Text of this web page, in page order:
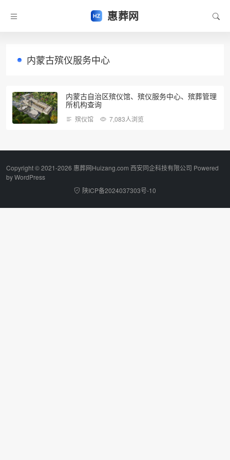
惠葬网
内蒙古殡仪服务中心
内蒙古自治区殡仪馆、殡仪服务中心、殡葬管理
所机构查询
殡仪馆 7,083人浏览
Copyright © 2021-2026 惠葬网Huizang.com 西安同企科技有限公司 Powered
byWordPress
陕ICP备2024037303号-10